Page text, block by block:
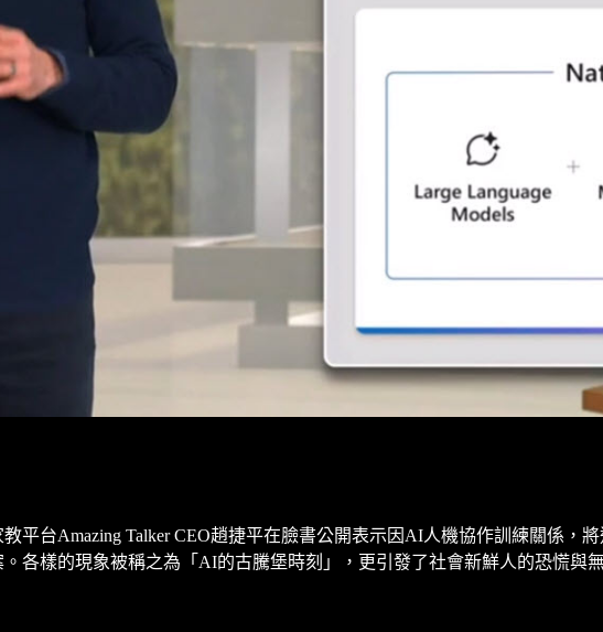
平台Amazing Talker CEO趙捷平在臉書公開表示因AI人機協作訓練關係，
各樣的現象被稱之為「AI的古騰堡時刻」，更引發了社會新鮮人的恐慌與